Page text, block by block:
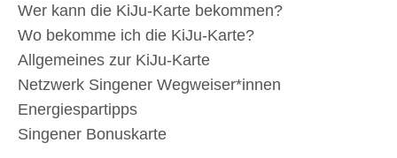
Wer kann die KiJu-Karte bekommen?
Wo bekomme ich die KiJu-Karte?
Allgemeines zur KiJu-Karte
Netzwerk Singener Wegweiser*innen
Energiespartipps
Singener Bonuskarte